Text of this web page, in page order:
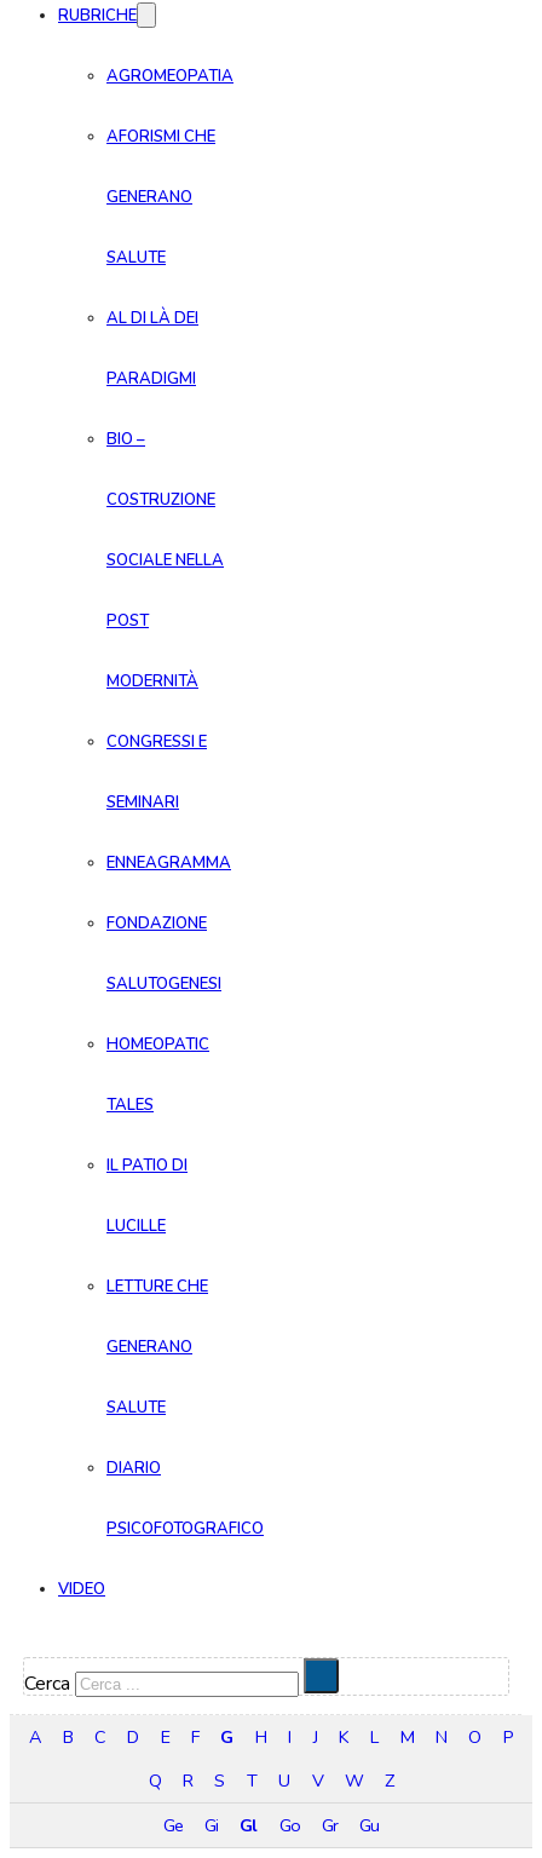
RUBRICHE
AGROMEOPATIA
AFORISMI CHE
GENERANO
SALUTE
AL DI LÀ DEI
PARADIGMI
BIO –
COSTRUZIONE
SOCIALE NELLA
POST
MODERNITÀ
CONGRESSI E
SEMINARI
ENNEAGRAMMA
FONDAZIONE
SALUTOGENESI
HOMEOPATIC
TALES
IL PATIO DI
LUCILLE
LETTURE CHE
GENERANO
SALUTE
DIARIO
PSICOFOTOGRAFICO
VIDEO
Cerca
A B C D E F G H I J K L M N O
P
Q
R S T U V W
Z
Ge
Gi Gl Go Gr Gu